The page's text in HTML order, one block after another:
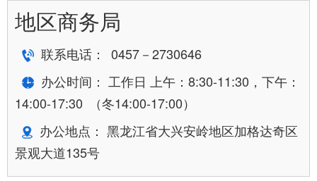
地区商务局
联系电话： 0457－2730646
办公时间： 工作日 上午：8:30-11:30，下午：
14:00-17:30 （冬14:00-17:00）
办公地点： 黑龙江省大兴安岭地区加格达奇区
景观大道135号